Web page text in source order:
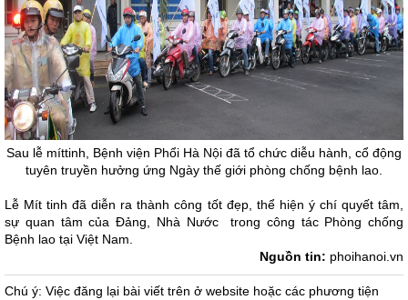
Sau lễ míttinh, Bệnh viện Phổi Hà Nội đã tổ chức diễu hành, cổ động
tuyên truyền hưởng ứng Ngày thế giới phòng chống bệnh lao.
Lễ Mít tinh đã diễn ra thành công tốt đẹp, thể hiện ý chí quyết tâm,
sự quan tâm của Đảng, Nhà Nước trong công tác Phòng chống
Bệnh lao tại Việt Nam.
Nguồn tin: phoihanoi.vn
Chú ý: Việc đăng lại bài viết trên ở website hoặc các phương tiện